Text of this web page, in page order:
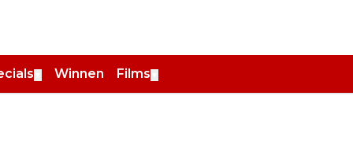
Winnen Films